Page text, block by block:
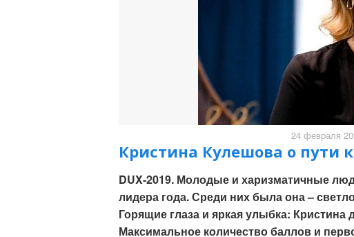
24 февраля
Кристина Кулешова о пути
DUX-2019. Молодые и харизматичные
лидера года. Среди них была она –
Горящие глаза и яркая улыбка: Кристина
Максимальное количество баллов и